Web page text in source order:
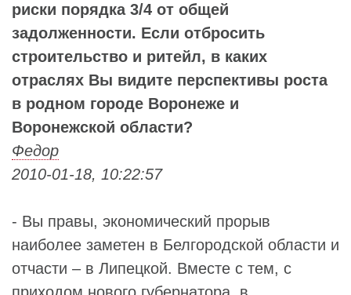
риски порядка 3/4 от общей
задолженности. Если отбросить
строительство и ритейл, в каких
отраслях Вы видите перспективы роста
в родном городе Воронеже и
Воронежской области?
Федор
2010-01-18, 10:22:57
- Вы правы, экономический прорыв
наиболее заметен в Белгородской области и
отчасти – в Липецкой. Вместе с тем, с